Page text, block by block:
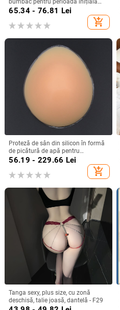
bumbac pentru perioada inițială
post-mastectomie, pernă din burete
lavabilă la mâna, potrivită pentru
înot.
65.34 - 76.81 Lei
add_shopping_cart
Proteză de sân din silicon în formă
de picătură de apă pentru
augmentare, recuperare și
56.19 - 229.66 Lei
add_shopping_cart
Tanga sexy, plus size, cu zonă
deschisă, talie joasă, dantelă - F29